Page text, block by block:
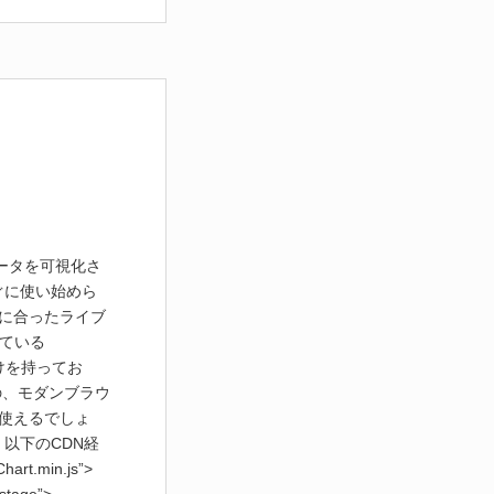
タを可視化さ
使い始めら
合ったライブ
いる
を持ってお
モダンブラウ
えるでしょ
下のCDN経